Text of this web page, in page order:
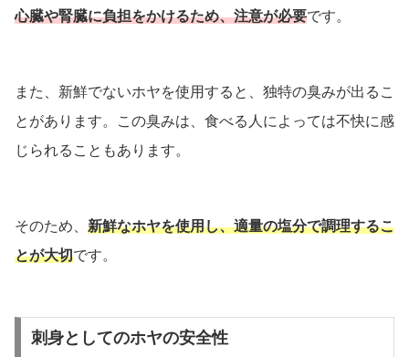
心臓や腎臓に負担をかけるため、注意が必要です。
また、新鮮でないホヤを使用すると、独特の臭みが出るこ
とがあります。この臭みは、食べる人によっては不快に感
じられることもあります。
そのため、 新鮮なホヤを使用し、適量の塩分で調理するこ
とが大切です。
刺身としてのホヤの安全性